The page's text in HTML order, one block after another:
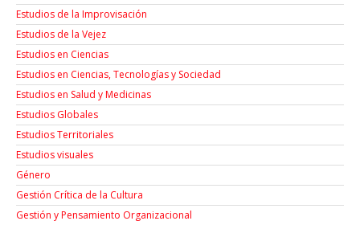
Estudios de la Improvisación
Estudios de la Vejez
Estudios en Ciencias
Estudios en Ciencias, Tecnologías y Sociedad
Estudios en Salud y Medicinas
Estudios Globales
Estudios Territoriales
Estudios visuales
Género
Gestión Crítica de la Cultura
Gestión y Pensamiento Organizacional